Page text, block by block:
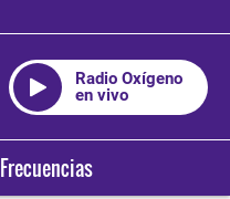
Radio Oxígeno
en vivo
Frecuencias